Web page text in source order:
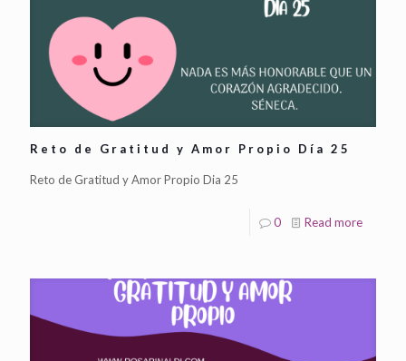
Reto de Gratitud y Amor Propio Día 25
Reto de Gratitud y Amor Propio Dia 25
0 Read more